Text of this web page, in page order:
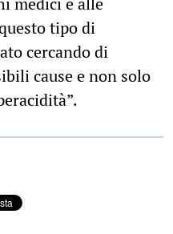
tipo di
cercando di
cause e non solo